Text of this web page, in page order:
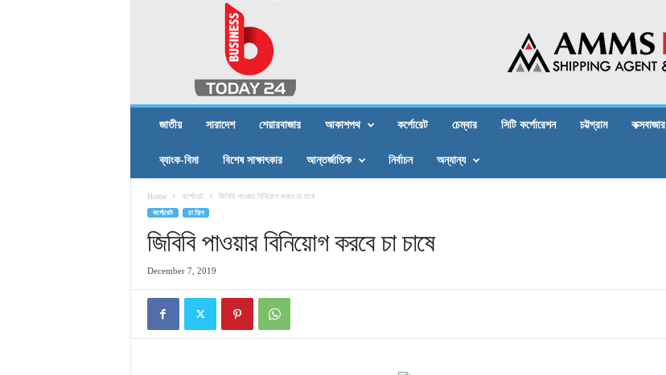
জাতীয় সারাদেশ শেয়ারবাজার আকাশপথ কর্পোরেট চেম্বার সিটি কর্পোরেশন চট্টগ্রাম কক্সবাজার
ব্যাংক-বিমা বিশেষ সাক্ষাৎকার আন্তর্জাতিক নির্বাচন অন্যান্য
Home কর্পোরেট জিবিবি পাওয়ার বিনিয়োগ করবে চা চাষে
কর্পোরেট চা শিল্প
জিবিবি পাওয়ার বিনিয়োগ করবে চা চাষে
December 7, 2019